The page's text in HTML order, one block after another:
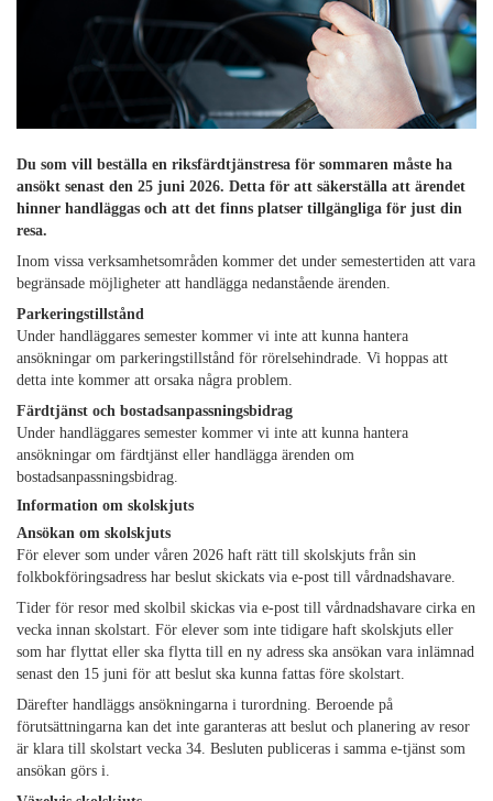
Du som vill beställa en riksfärdtjänstresa för sommaren måste ha
ansökt senast den 25 juni 2026. Detta för att säkerställa att ärendet
hinner handläggas och att det finns platser tillgängliga för just din
resa.
Inom vissa verksamhetsområden kommer det under semestertiden att vara
begränsade möjligheter att handlägga nedanstående ärenden.
Parkeringstillstånd
Under handläggares semester kommer vi inte att kunna hantera
ansökningar om parkeringstillstånd för rörelsehindrade. Vi hoppas att
detta inte kommer att orsaka några problem.
Färdtjänst och bostadsanpassningsbidrag
Under handläggares semester kommer vi inte att kunna hantera
ansökningar om färdtjänst eller handlägga ärenden om
bostadsanpassningsbidrag.
Information om skolskjuts
Ansökan om skolskjuts
För elever som under våren 2026 haft rätt till skolskjuts från sin
folkbokföringsadress har beslut skickats via e-post till vårdnadshavare.
Tider för resor med skolbil skickas via e-post till vårdnadshavare cirka en
vecka innan skolstart. För elever som inte tidigare haft skolskjuts eller
som har flyttat eller ska flytta till en ny adress ska ansökan vara inlämnad
senast den 15 juni för att beslut ska kunna fattas före skolstart.
Därefter handläggs ansökningarna i turordning. Beroende på
förutsättningarna kan det inte garanteras att beslut och planering av resor
är klara till skolstart vecka 34. Besluten publiceras i samma e-tjänst som
ansökan görs i.